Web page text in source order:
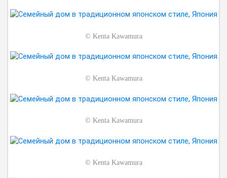
© Kenta Kawamura
© Kenta Kawamura
© Kenta Kawamura
© Kenta Kawamura